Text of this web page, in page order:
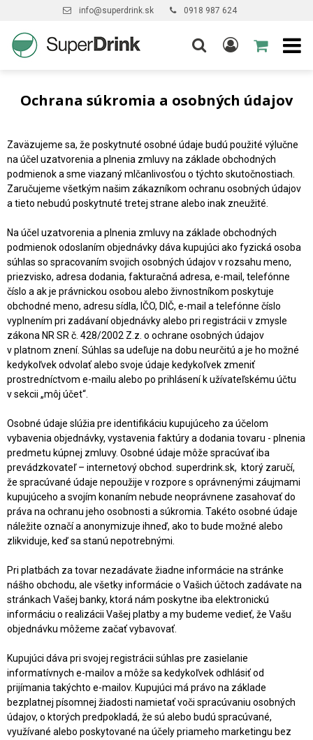
info@superdrink.sk 0918 987 624
Ochrana súkromia a osobných údajov
Zaväzujeme sa, že poskytnuté osobné údaje budú použité výlučne
na účel uzatvorenia a plnenia zmluvy na základe obchodných
podmienok a sme viazaný mlčanlivosťou o týchto skutočnostiach.
Zaručujeme všetkým našim zákazníkom ochranu osobných údajov
a tieto nebudú poskytnuté tretej strane alebo inak zneužité.
Na účel uzatvorenia a plnenia zmluvy na základe obchodných
podmienok odoslaním objednávky dáva kupujúci ako fyzická osoba
súhlas so spracovaním svojich osobných údajov v rozsahu meno,
priezvisko, adresa dodania, fakturačná adresa, e-mail, telefónne
číslo a ak je právnickou osobou alebo živnostníkom poskytuje
obchodné meno, adresu sídla, IČO, DIČ, e-mail a telefónne číslo
vyplnením pri zadávaní objednávky alebo pri registrácii v zmysle
zákona NR SR č. 428/2002 Z.z. o ochrane osobných údajov
v platnom znení. Súhlas sa udeľuje na dobu neurčitú a je ho možné
kedykoľvek odvolať alebo svoje údaje kedykoľvek zmeniť
prostredníctvom e-mailu alebo po prihlásení k užívateľskému účtu
v sekcii „môj účet“.
Osobné údaje slúžia pre identifikáciu kupujúceho za účelom
vybavenia objednávky, vystavenia faktúry a dodania tovaru - plnenia
predmetu kúpnej zmluvy. Osobné údaje môže spracúvať iba
prevádzkovateľ – internetový obchod. superdrink.sk, ktorý zaručí,
že spracúvané údaje nepoužije v rozpore s oprávnenými záujmami
kupujúceho a svojím konaním nebude neoprávnene zasahovať do
práva na ochranu jeho osobnosti a súkromia. Takéto osobné údaje
náležite označí a anonymizuje ihneď, ako to bude možné alebo
zlikviduje, keď sa stanú nepotrebnými.
Pri platbách za tovar nezadávate žiadne informácie na stránke
nášho obchodu, ale všetky informácie o Vašich účtoch zadávate na
stránkach Vašej banky, ktorá nám poskytne iba elektronickú
informáciu o realizácii Vašej platby a my budeme vedieť, že Vašu
objednávku môžeme začať vybavovať.
Kupujúci dáva pri svojej registrácii súhlas pre zasielanie
informatívnych e-mailov a môže sa kedykoľvek odhlásiť od
prijímania takýchto e-mailov. Kupujúci má právo na základe
bezplatnej písomnej žiadosti namietať voči spracúvaniu osobných
údajov, o ktorých predpokladá, že sú alebo budú spracúvané,
využívané alebo poskytované na účely priameho marketingu bez